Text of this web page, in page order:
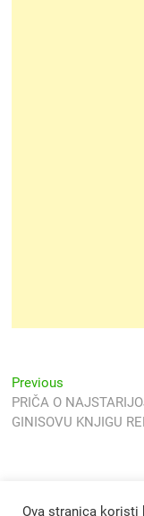
Navigacija
objava
Previous
post:
PRIČA O
GINISOVU KNJIGU
Ova stranica koristi